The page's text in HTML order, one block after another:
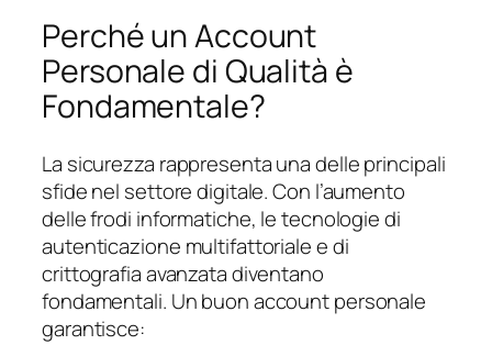
Perché un Account
Personale di Qualità è
Fondamentale?
La sicurezza rappresenta una delle principali
sfide nel settore digitale. Con l’aumento
delle frodi informatiche, le tecnologie di
autenticazione multifattoriale e di
crittografia avanzata diventano
fondamentali. Un buon account personale
garantisce: